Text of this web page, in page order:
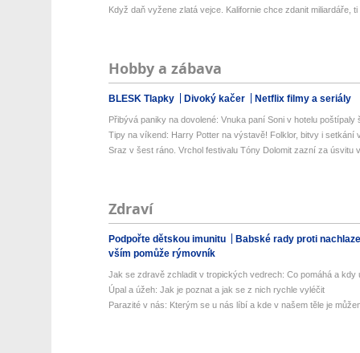
Když daň vyžene zlatá vejce. Kalifornie chce zdanit miliardáře, ti
Hobby a zábava
BLESK Tlapky Divoký kačer Netflix filmy a seriály
Přibývá paniky na dovolené: Vnuka paní Soni v hotelu poštípaly
Tipy na víkend: Harry Potter na výstavě! Folklor, bitvy i setkání
Sraz v šest ráno. Vrchol festivalu Tóny Dolomit zazní za úsvitu
Zdraví
Podpořte dětskou imunitu
Babské rady proti
vším pomůže rýmovník
Jak se zdravě zchladit v tropických vedrech: Co pomáhá a kdy
Úpal a úžeh: Jak je poznat a jak se z nich rychle vyléčit
Parazité v nás: Kterým se u nás líbí a kde v našem těle je